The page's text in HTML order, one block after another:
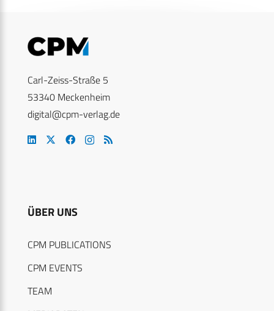
Carl-Zeiss-Straße 5
53340 Meckenheim
digital@cpm-verlag.de
ÜBER UNS
CPM PUBLICATIONS
CPM EVENTS
TEAM